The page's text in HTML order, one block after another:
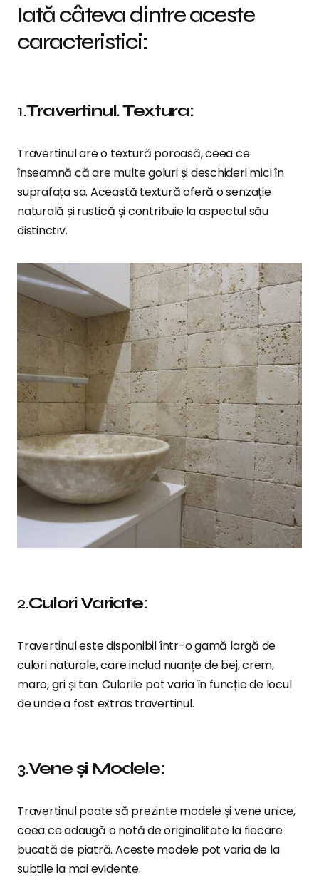
Iată câteva dintre aceste
caracteristici:
1.Travertinul. Textura:
Travertinul are o textură poroasă, ceea ce
înseamnă că are multe goluri și deschideri mici în
suprafața sa. Această textură oferă o senzație
naturală și rustică și contribuie la aspectul său
distinctiv.
2.Culori Variate:
Travertinul este disponibil într-o gamă largă de
culori naturale, care includ nuanțe de bej, crem,
maro, gri și tan. Culorile pot varia în funcție de locul
de unde a fost extras travertinul.
3.Vene și Modele:
Travertinul poate să prezinte modele și vene unice,
ceea ce adaugă o notă de originalitate la fiecare
bucată de piatră. Aceste modele pot varia de la
subtile la mai evidente.